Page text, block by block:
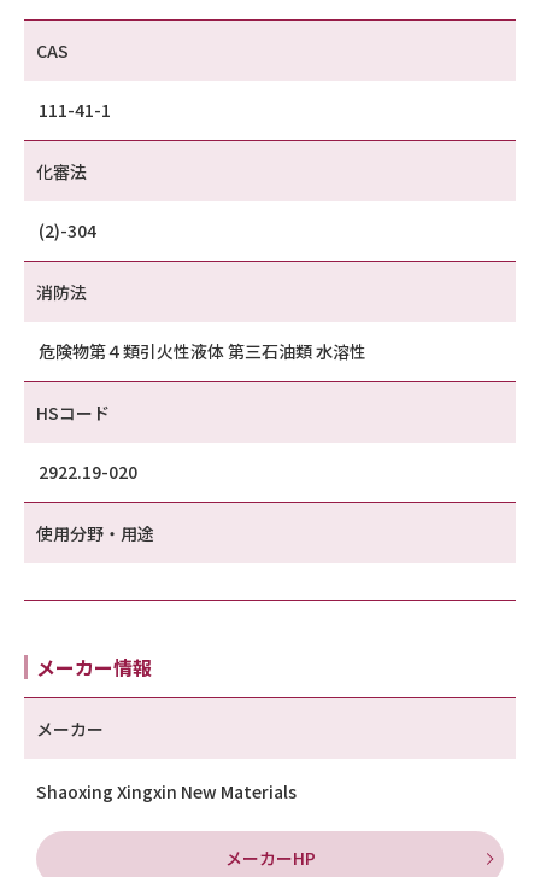
CAS
111-41-1
化審法
(2)-304
消防法
危険物第４類引火性液体 第三石油類 水溶性
HSコード
2922.19-020
使用分野・用途
メーカー情報
メーカー
Shaoxing Xingxin New Materials
メーカーHP